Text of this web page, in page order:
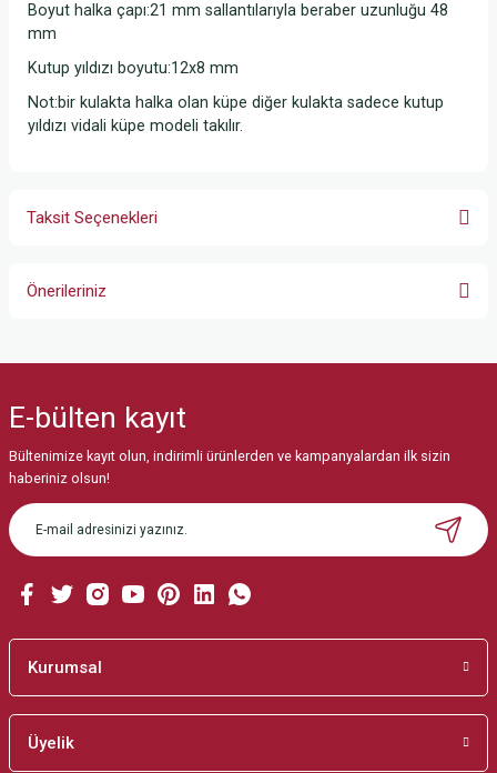
Boyut halka çapı:21 mm sallantılarıyla beraber uzunluğu 48
mm
Kutup yıldızı boyutu:12x8 mm
Not:bir kulakta halka olan küpe diğer kulakta sadece kutup
yıldızı vidali küpe modeli takılır.
Taksit Seçenekleri
Önerileriniz
Görüş ve önerileriniz için teşekkür ederiz.
Ürün resmi kalitesiz, bozuk veya görüntülenemiyor.
Ürün açıklamasında eksik bilgiler bulunuyor.
Ürün bilgilerinde hatalar bulunuyor.
Bu ürüne benzer farklı alternatifler olmalı.
E-bülten kayıt
Bültenimize kayıt olun, indirimli ürünlerden ve kampanyalardan ilk sizin
haberiniz olsun!
Kurumsal
Üyelik